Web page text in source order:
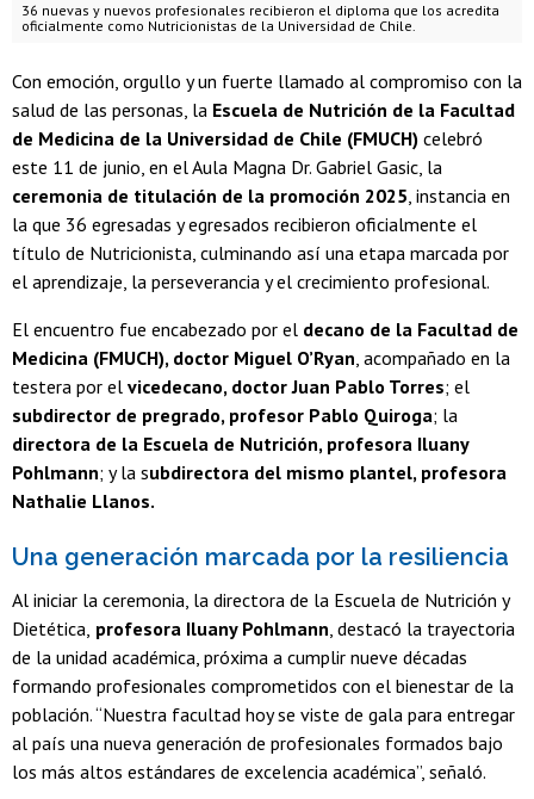
36 nuevas y nuevos profesionales recibieron el diploma que los acredita
oficialmente como Nutricionistas de la Universidad de Chile.
Con emoción, orgullo y un fuerte llamado al compromiso con la
salud de las personas, la Escuela de Nutrición de la Facultad
de Medicina de la Universidad de Chile (FMUCH) celebró
este 11 de junio, en el Aula Magna Dr. Gabriel Gasic, la
ceremonia de titulación de la promoción 2025, instancia en
la que 36 egresadas y egresados recibieron oficialmente el
título de Nutricionista, culminando así una etapa marcada por
el aprendizaje, la perseverancia y el crecimiento profesional.
El encuentro fue encabezado por el decano de la Facultad de
Medicina (FMUCH), doctor Miguel O’Ryan, acompañado en la
testera por el vicedecano, doctor Juan Pablo Torres; el
subdirector de pregrado, profesor Pablo Quiroga; la
directora de la Escuela de Nutrición, profesora Iluany
Pohlmann; y la subdirectora del mismo plantel, profesora
Nathalie Llanos.
Una generación marcada por la resiliencia
Al iniciar la ceremonia, la directora de la Escuela de Nutrición y
Dietética, profesora Iluany Pohlmann , destacó la trayectoria
de la unidad académica, próxima a cumplir nueve décadas
formando profesionales comprometidos con el bienestar de la
población. “Nuestra facultad hoy se viste de gala para entregar
al país una nueva generación de profesionales formados bajo
los más altos estándares de excelencia académica”, señaló.